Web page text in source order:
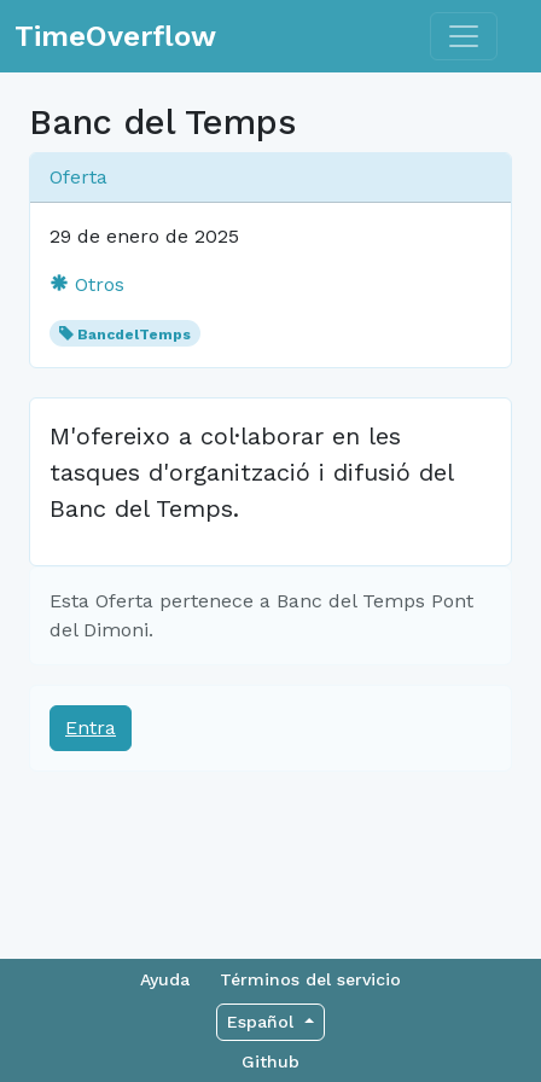
TimeOverflow Toggle
Banc del Temps
Oferta
29 de enero de 2025
Otros
BancdelTemps
M'ofereixo a col·laborar en les
tasques d'organització i difusió del
Banc del Temps.
Esta Oferta pertenece a Banc del Temps Pont
del Dimoni.
Entra
Ayuda Términos del servicio
Español
Github